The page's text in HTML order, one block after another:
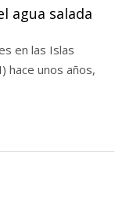
agua salada
en las Islas
hace unos años,